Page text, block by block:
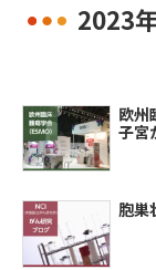
2023
欧州
子宮
胞巣